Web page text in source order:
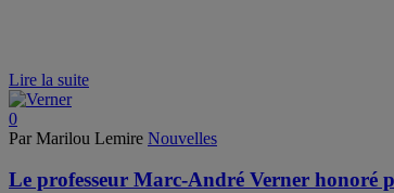
Lire la suite
0
Par Marilou Lemire Nouvelles
Le professeur Marc-André Verner honoré